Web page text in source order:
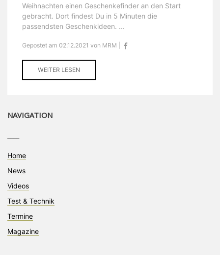
Weihnachten einen Geschenkefinder an den Start
gebracht. Dort findest Du in 5 Minuten die
passendsten Geschenkideen. ...
Gepostet am 02.12.2021 von MRM |
WEITER LESEN
NAVIGATION
Home
News
Videos
Test & Technik
Termine
Magazine